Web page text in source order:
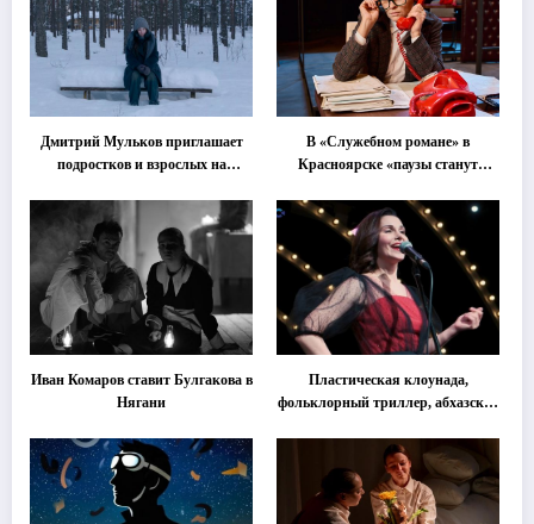
Дмитрий Мульков приглашает
подростков и взрослых на
В «Служебном романе» в
Красноярске «паузы станут
Иван Комаров ставит Булгакова в
Нягани
Пластическая клоунада,
фольклорный триллер, абхазская
втором этапе фестиваля
«Монокль»